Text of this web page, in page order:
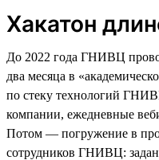
Хакатон
До 2022 года ГНИВЦ
два месяца в
по стеку технологий
компании, ежедневные
Потом — погружение в
сотрудников ГНИВЦ: